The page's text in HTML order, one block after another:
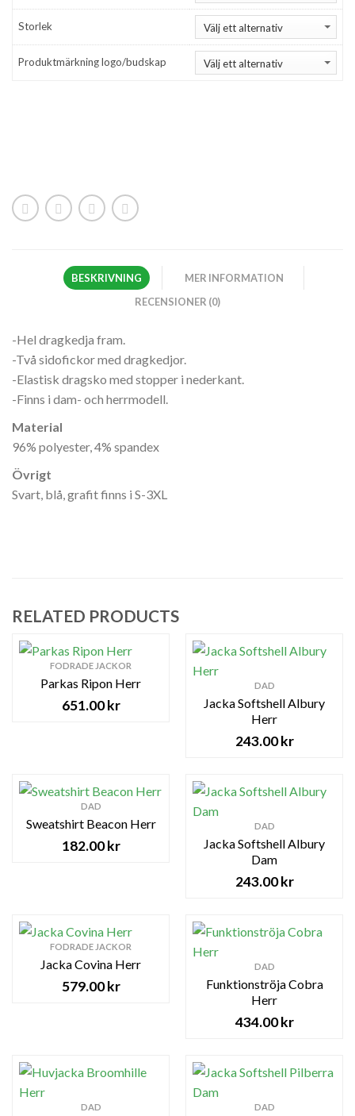
Storlek
Produktmärkning logo/budskap
BESKRIVNING
MER INFORMATION
RECENSIONER (0)
-Hel dragkedja fram.
-Två sidofickor med dragkedjor.
-Elastisk dragsko med stopper i nederkant.
-Finns i dam- och herrmodell.
Material
96% polyester, 4% spandex
Övrigt
Svart, blå, grafit finns i S-3XL
RELATED PRODUCTS
FODRADE JACKOR
Parkas Ripon Herr
651.00kr
DAD
Jacka Softshell Albury
Herr
243.00kr
DAD
Sweatshirt Beacon Herr
182.00kr
DAD
Jacka Softshell Albury
Dam
243.00kr
FODRADE JACKOR
Jacka Covina Herr
579.00kr
DAD
Funktionströja Cobra
Herr
434.00kr
DAD DAD